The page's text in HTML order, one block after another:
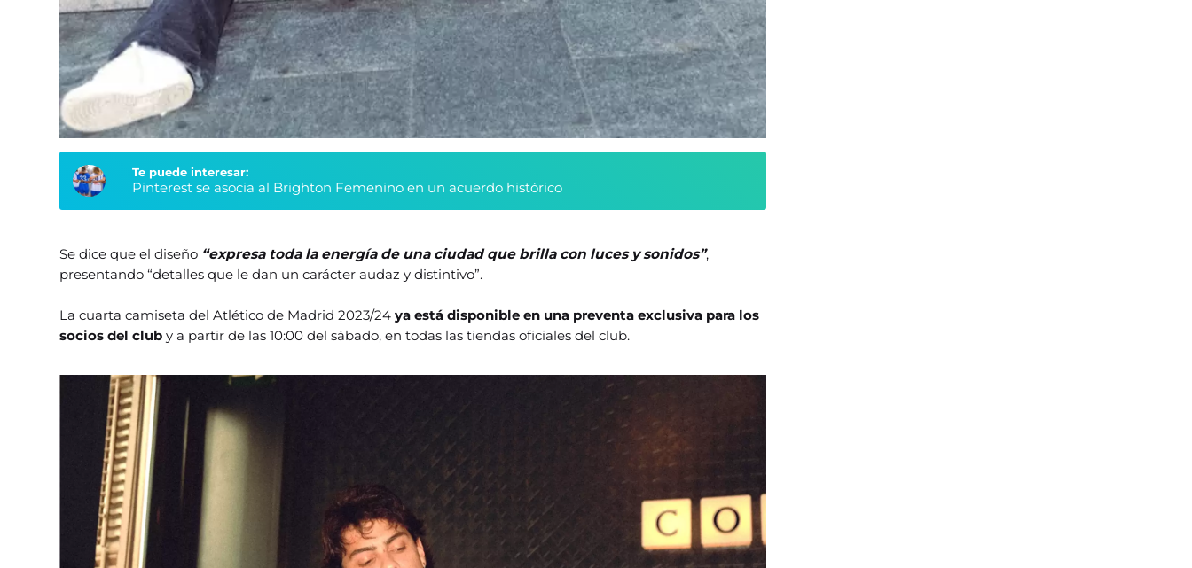
Te puede interesar:
Pinterest se asocia al Brighton Femenino en un acuerdo histórico
Se dice que el diseño “expresa toda la energía de una ciudad que brilla con luces y sonidos”,
presentando “detalles que le dan un carácter audaz y distintivo”.
La cuarta camiseta del Atlético de Madrid 2023/24ya está disponible en una preventa exclusiva para los
socios del cluby a partir de las 10:00 del sábado, en todas las tiendas oficiales del club.